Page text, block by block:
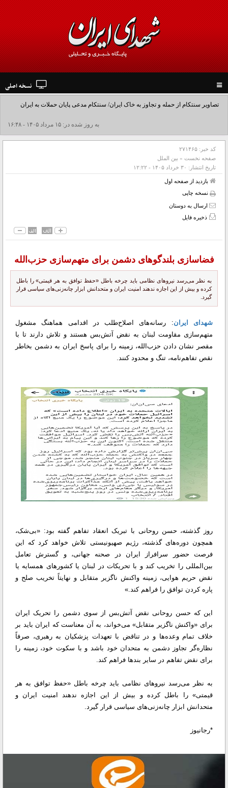
navigation
نسخه اصلی
تصاویر سنتکام از حمله و تجاوز به خاک ایران/ سنتکام مدعی پایان حملات به ایران
شد+فیلم به روز شده در: ۱۵ مرداد ۱۴۰۵ - ۱۶:۴۸
کد خبر: ۲۷۱۴۶۵
صفحه نخست » بین الملل
تاریخ انتشار: ۳۰ خرداد ۱۴۰۵ - ۱۲:۲۲
بازدید از صفحه اول
نسخه چاپی
ارسال به دوستان
ذخیره فایل
فضاسازی بلندگوهای دشمن برای متهم‌سازی حزب‌الله
به نظر می‌رسد نیروهای نظامی باید چرخه باطل «حفظ توافق به هر قیمتی» را باطل
کرده و بیش از این اجازه ندهند امنیت ایران و متحدانش ابزار چانه‌زنی‌های سیاسی قرار
گیرد.
شهدای ایران: رسانه‌های اصلاح‌طلب در اقدامی هماهنگ مشغول
متهم‌سازی مقاومت لبنان به نقض آتش‌بس هستند و تلاش دارند تا با
مقصر نشان دادن حزب‌الله، زمینه را برای پاسخ ایران به دشمن بخاطر
نقص تفاهم‌نامه، تنگ و محدود کنند.
روز گذشته، حسن روحانی با تبریک انعقاد تفاهم گفته بود: «بی‌شک،
همچون دوره‌های گذشته، رژیم صهیونیستی تلاش خواهد کرد که این
فرصت حضور سرافراز ایران در صحنه جهانی، و گسترش تعامل
بین‌المللی را تخریب کند و با تحریکات در لبنان یا کشور‌های همسایه یا
نقض حریم هوایی، زمینه واکنش ناگزیر متقابل و نهایتاً تخریب صلح و
پاره کردن توافق را فراهم کند.»
این که حسن روحانی نقض آتش‌بس از سوی دشمن را تحریک ایران
برای «واکنش ناگزیر متقابل» می‌خواند، به آن معناست که ایران باید بر
خلاف تمام وعده‌ها و در تناقض با تعهدات پزشکیان به رهبری، صرفاً
نظاره‌گر تجاوز دشمن به متحدان خود باشد و با سکوت خود، زمینه را
برای نقض تفاهم در سایر بندها فراهم کند.
به نظر می‌رسد نیروهای نظامی باید چرخه باطل «حفظ توافق به هر
قیمتی» را باطل کرده و بیش از این اجازه ندهند امنیت ایران و
متحدانش ابزار چانه‌زنی‌های سیاسی قرار گیرد.
*رجانیوز